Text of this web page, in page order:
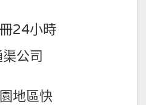
24小時
公司
地區快